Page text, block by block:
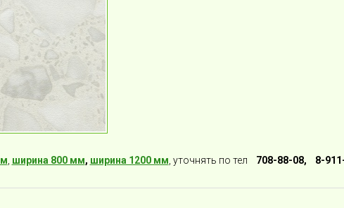
ширина 800 мм, ширина 1200 мм , уточнять по тел 708-88-08, 8-